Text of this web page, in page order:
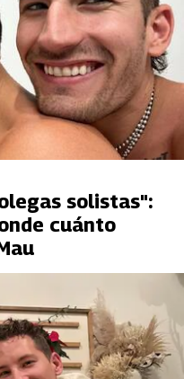
solistas":
cuánto